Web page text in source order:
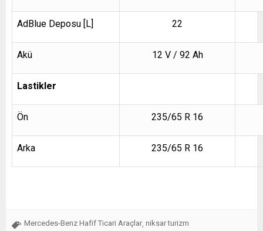
AdBlue Deposu [L] 22
Akü 12 V / 92 Ah
Lastikler
Ön 235/65 R 16
Arka 235/65 R 16
Mercedes-Benz Hafif Ticari Araçlar, niksar turizm